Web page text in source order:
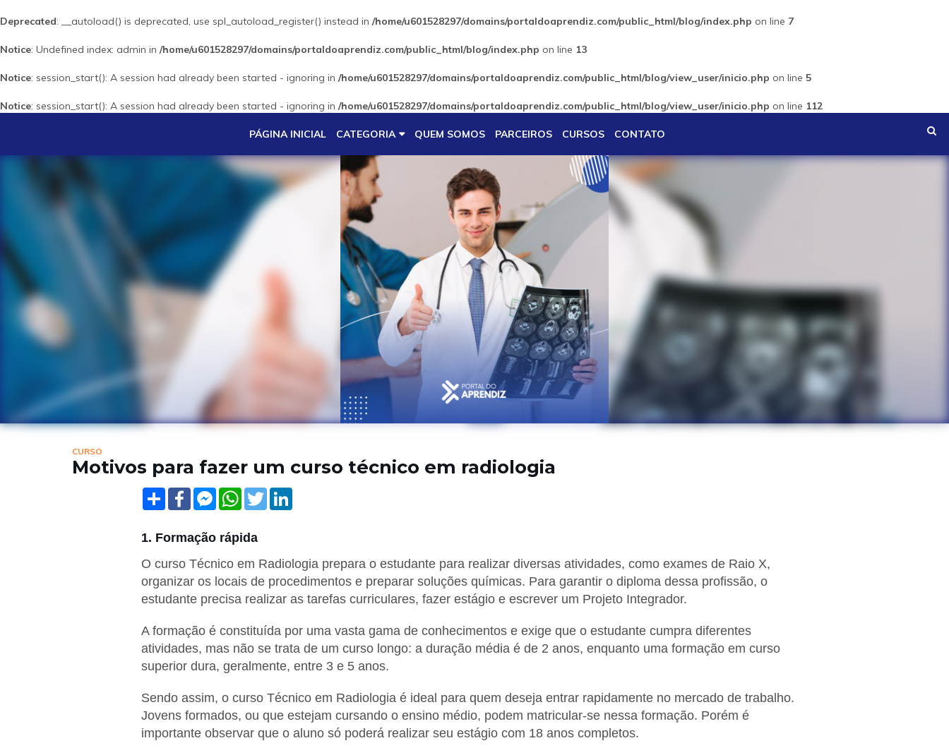
Deprecated: __autoload() is deprecated, use spl_autoload_register() instead in /home/u601528297/domains/portaldoaprendiz.com/public_html/blog/index.php on line 7
Notice: Undefined index: admin in /home/u601528297/domains/portaldoaprendiz.com/public_html/blog/index.php on line 13
Notice: session_start(): A session had already been started - ignoring in /home/u601528297/domains/portaldoaprendiz.com/public_html/blog/view_user/inicio.php on line 5
Notice: session_start(): A session had already been started - ignoring in /home/u601528297/domains/portaldoaprendiz.com/public_html/blog/view_user/inicio.php on line 112
PÁGINA INICIAL CATEGORIA QUEM SOMOS PARCEIROS CURSOS CONTATO
CURSO
Motivos para fazer um curso técnico em radiologia
ShareFacebookFacebook
Messenger
WhatsApp
TwitterLinkedIn
1. Formação rápida
O curso Técnico em Radiologia prepara o estudante para realizar diversas atividades, como exames de Raio X,
organizar os locais de procedimentos e preparar soluções químicas. Para garantir o diploma dessa profissão, o
estudante precisa realizar as tarefas curriculares, fazer estágio e escrever um Projeto Integrador.
A formação é constituída por uma vasta gama de conhecimentos e exige que o estudante cumpra diferentes
atividades, mas não se trata de um curso longo: a duração média é de 2 anos, enquanto uma formação em curso
superior dura, geralmente, entre 3 e 5 anos.
Sendo assim, o curso Técnico em Radiologia é ideal para quem deseja entrar rapidamente no mercado de trabalho.
Jovens formados, ou que estejam cursando o ensino médio, podem matricular-se nessa formação. Porém é
importante observar que o aluno só poderá realizar seu estágio com 18 anos completos.